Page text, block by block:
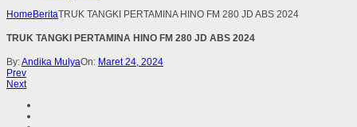
Home BeritaTRUK TANGKI PERTAMINA HINO FM 280 JD ABS 2024
TRUK TANGKI PERTAMINA HINO FM 280 JD ABS 2024
By:Andika MulyaOn: Maret 24, 2024
Prev
Next